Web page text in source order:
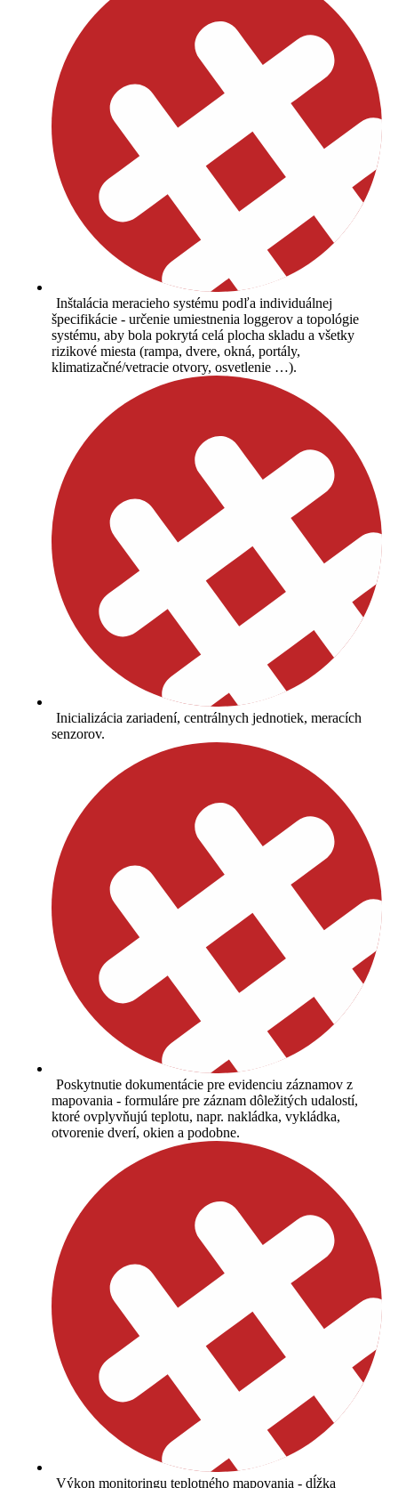
Inštalácia meracieho systému podľa individuálnej
špecifikácie - určenie umiestnenia loggerov a topológie
systému, aby bola pokrytá celá plocha skladu a všetky
rizikové miesta (rampa, dvere, okná, portály,
klimatizačné/vetracie otvory, osvetlenie …).
Inicializácia zariadení, centrálnych jednotiek, meracích
senzorov.
Poskytnutie dokumentácie pre evidenciu záznamov z
mapovania - formuláre pre záznam dôležitých udalostí,
ktoré ovplyvňujú teplotu, napr. nakládka, vykládka,
otvorenie dverí, okien a podobne.
Výkon monitoringu teplotného mapovania - dĺžka